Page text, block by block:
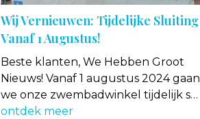
Wij Vernieuwen: Tijdelijke Sluiting
Vanaf 1 Augustus!
Beste klanten, We Hebben Groot
Nieuws! Vanaf 1 augustus 2024 gaan
we onze zwembadwinkel tijdelijk s…
ontdek meer